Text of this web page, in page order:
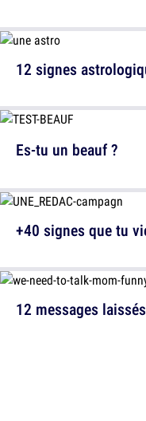
12 signes
12 messages
Es-tu un beauf ?
+40 signes que tu